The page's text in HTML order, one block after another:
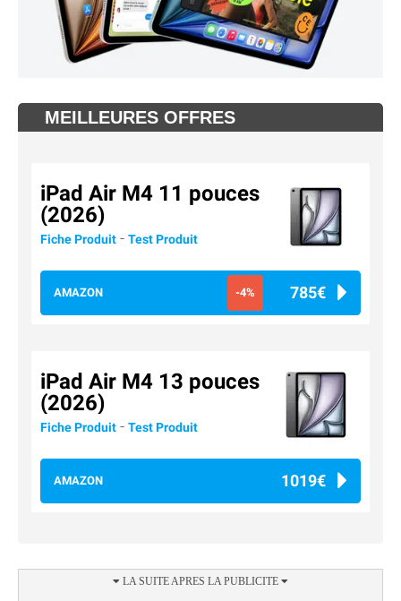
MEILLEURES OFFRES
iPad Air M4 11 pouces
(2026)
Fiche Produit - Test Produit
AMAZON -4% 785€
iPad Air M4 13 pouces
(2026)
Fiche Produit - Test Produit
AMAZON 1019€